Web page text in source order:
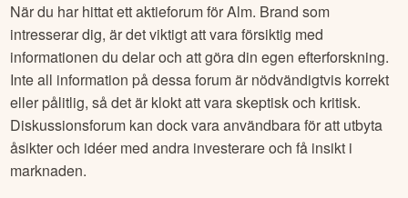
När du har hittat ett aktieforum förAlm. Brand som
intresserar dig, är det viktigt att vara försiktig med
informationen du delar och att göra din egen efterforskning.
Inte all information på dessa forum är nödvändigtvis korrekt
eller pålitlig, så det är klokt att vara skeptisk och kritisk.
Diskussionsforum kan dock vara användbara för att utbyta
åsikter och idéer med andra investerare och få insikt i
marknaden.